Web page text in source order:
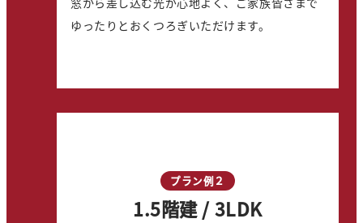
ゆったりとおくつろぎいただけます。
プラン例２
1.5階建 / 3LDK